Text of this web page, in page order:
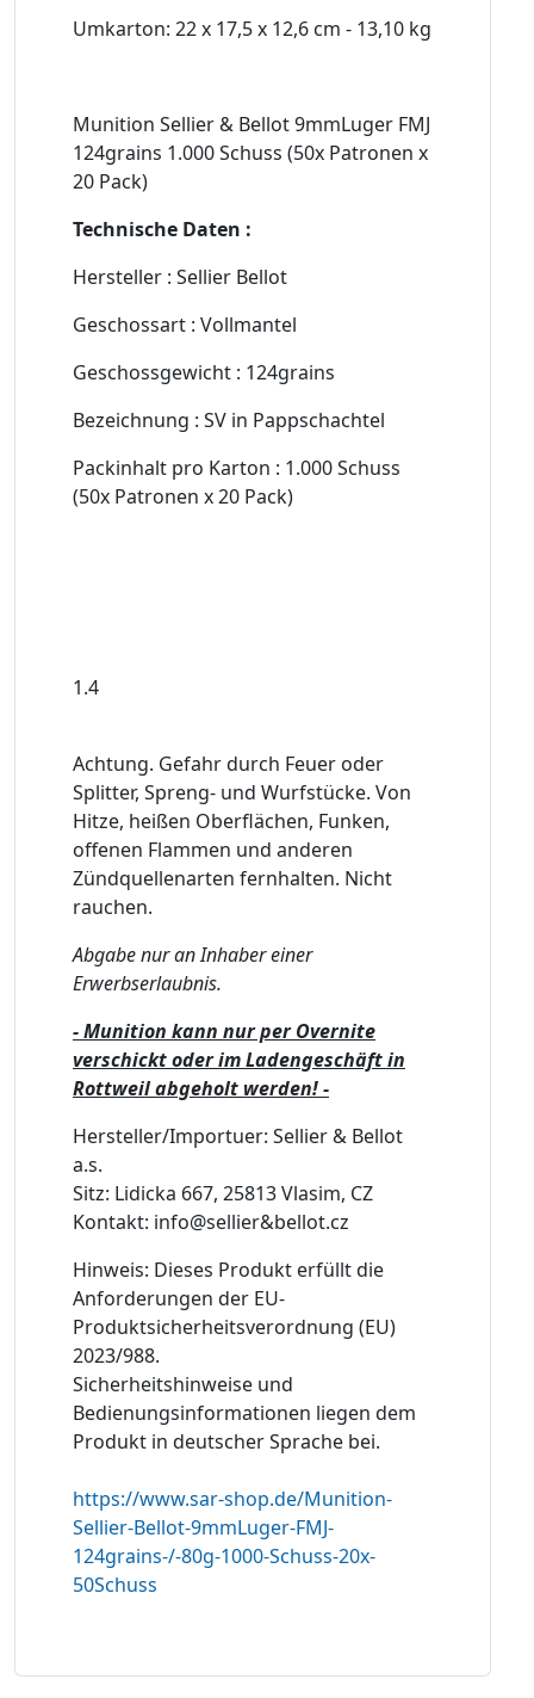
Umkarton: 22 x 17,5 x 12,6 cm - 13,10 kg
Munition Sellier & Bellot 9mmLuger FMJ
124grains 1.000 Schuss (50x Patronen x
20 Pack)
Technische Daten :
Hersteller : Sellier Bellot
Geschossart : Vollmantel
Geschossgewicht : 124grains
Bezeichnung : SV in Pappschachtel
Packinhalt pro Karton : 1.000 Schuss
(50x Patronen x 20 Pack)
1.4
Achtung. Gefahr durch Feuer oder
Splitter, Spreng- und Wurfstücke. Von
Hitze, heißen Oberflächen, Funken,
offenen Flammen und anderen
Zündquellenarten fernhalten. Nicht
rauchen.
Abgabe nur an Inhaber einer
Erwerbserlaubnis.
- Munition kann nur per Overnite
verschickt oder im Ladengeschäft in
Rottweil abgeholt werden! -
Hersteller/Importuer: Sellier & Bellot
a.s.
Sitz: Lidicka 667, 25813 Vlasim, CZ
Kontakt: info@sellier&bellot.cz
Hinweis: Dieses Produkt erfüllt die
Anforderungen der EU-
Produktsicherheitsverordnung (EU)
2023/988.
Sicherheitshinweise und
Bedienungsinformationen liegen dem
Produkt in deutscher Sprache bei.
https://www.sar-shop.de/Munition-
Sellier-Bellot-9mmLuger-FMJ-
124grains-/-80g-1000-Schuss-20x-
50Schuss